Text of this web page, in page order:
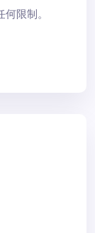
限制。